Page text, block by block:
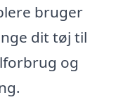
bruger
dit tøj til
og